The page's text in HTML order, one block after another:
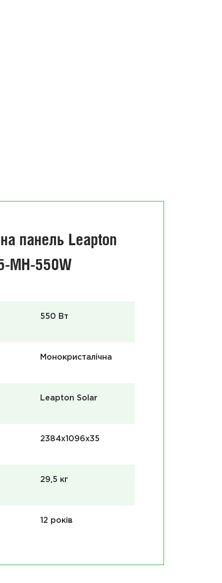
панель Leapton
MH-550W
550 Вт
Монокристалічна
Leapton Solar
2384x1096x35
29,5 кг
12 років